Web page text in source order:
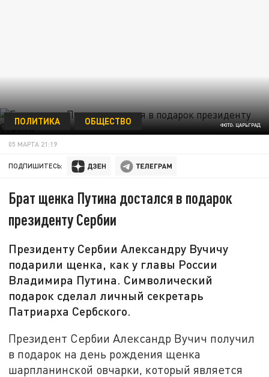
ФОТО: ЦАРЬГРАД
ПОЛИТИКА ОБЩЕСТВО
05 МАРТА 21:19
ПОДПИШИТЕСЬ:
Брат щенка Путина достался в подарок
президенту Сербии
Президенту Сербии Александру Вучичу
подарили щенка, как у главы России
Владимира Путина. Символический
подарок сделал личный секретарь
Патриарха Сербского.
Президент Сербии Александр Вучич получил
в подарок на день рождения щенка
шарпланинской овчарки, который является